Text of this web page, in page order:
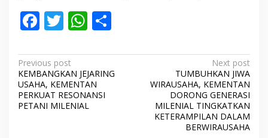
F
e
b
o
o
T
itt
er
W
at
s
A
p
ar
e
P
o
s
t
Previous post
KEMBANGKAN JEJARING
USAHA, KEMENTAN
PERKUAT RESONANSI
PETANI MILENIAL
Next post
TUMBUHKAN JIWA
WIRAUSAHA, KEMENTAN
DORONG GENERASI
MILENIAL TINGKATKAN
KETERAMPILAN DALAM
BERWIRAUSAHA